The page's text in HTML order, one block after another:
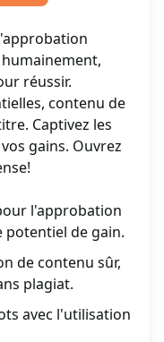
réussir.
contenu de
Captivez les
gains. Ouvrez
l'approbation
potentiel de gain.
de contenu sûr,
plagiat.
avec l'utilisation